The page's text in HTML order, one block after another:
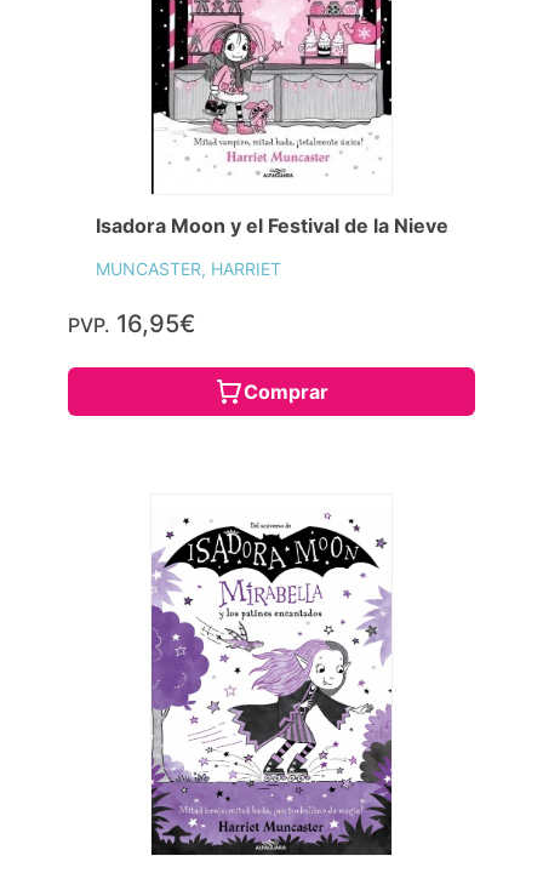
Isadora Moon y el Festival de la Nieve
MUNCASTER, HARRIET
PVP. 16,95€
Comprar